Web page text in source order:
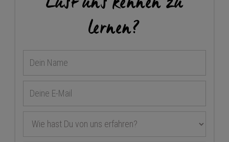
lernen?